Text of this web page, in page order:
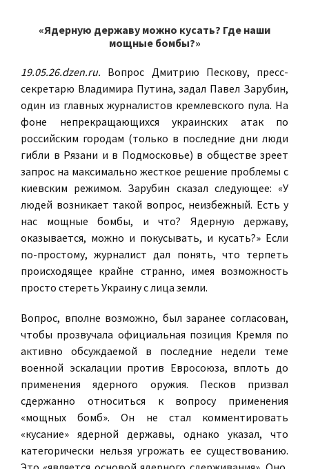
«Ядерную державу можно кусать? Где наши
мощные бомбы?»
19.05.26.dzen.ru. Вопрос Дмитрию Пескову, пресс-
секретарю Владимира Путина, задал Павел Зарубин,
один из главных журналистов кремлевского пула. На
фоне непрекращающихся украинских атак по
российским городам (только в последние дни люди
гибли в Рязани и в Подмосковье) в обществе зреет
запрос на максимально жесткое решение проблемы с
киевским режимом. Зарубин сказал следующее: «У
людей возникает такой вопрос, неизбежный. Есть у
нас мощные бомбы, и что? Ядерную державу,
оказывается, можно и покусывать, и кусать?» Если
по-простому, журналист дал понять, что терпеть
происходящее крайне странно, имея возможность
просто стереть Украину с лица земли.
Вопрос, вполне возможно, был заранее согласован,
чтобы прозвучала официальная позиция Кремля по
активно обсуждаемой в последние недели теме
военной эскалации против Евросоюза, вплоть до
применения ядерного оружия. Песков призвал
сдержанно относиться к вопросу применения
«мощных бомб». Он не стал комментировать
«кусание» ядерной державы, однако указал, что
категорически нельзя угрожать ее существованию.